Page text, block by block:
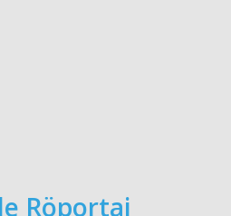
Röportaj